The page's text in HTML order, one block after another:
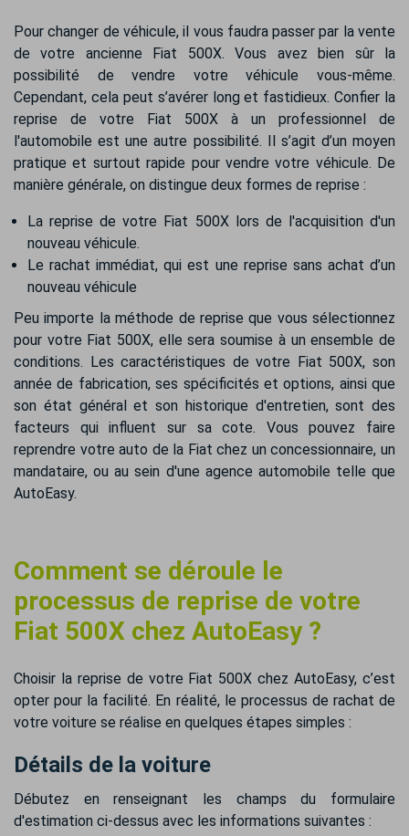
Pour changer de véhicule, il vous faudra passer par la vente
de votre ancienne Fiat 500X. Vous avez bien sûr la
possibilité de vendre votre véhicule vous-même.
Cependant, cela peut s’avérer long et fastidieux. Confier la
reprise de votre Fiat 500X à un professionnel de
l'automobile est une autre possibilité. Il s’agit d’un moyen
pratique et surtout rapide pour vendre votre véhicule. De
manière générale, on distingue deux formes de reprise :
La reprise de votre Fiat 500X lors de l'acquisition d'un
nouveau véhicule.
Le rachat immédiat, qui est une reprise sans achat d’un
nouveau véhicule
Peu importe la méthode de reprise que vous sélectionnez
pour votre Fiat 500X, elle sera soumise à un ensemble de
conditions. Les caractéristiques de votre Fiat 500X, son
année de fabrication, ses spécificités et options, ainsi que
son état général et son historique d'entretien, sont des
facteurs qui influent sur sa cote. Vous pouvez faire
reprendre votre auto de la Fiat chez un concessionnaire, un
mandataire, ou au sein d'une agence automobile telle que
AutoEasy.
Comment se déroule le
processus de reprise de votre
Fiat 500X chez AutoEasy ?
Choisir la reprise de votre Fiat 500X chez AutoEasy, c’est
opter pour la facilité. En réalité, le processus de rachat de
votre voiture se réalise en quelques étapes simples :
Détails de la voiture
Débutez en renseignant les champs du formulaire
d'estimation ci-dessus avec les informations suivantes :